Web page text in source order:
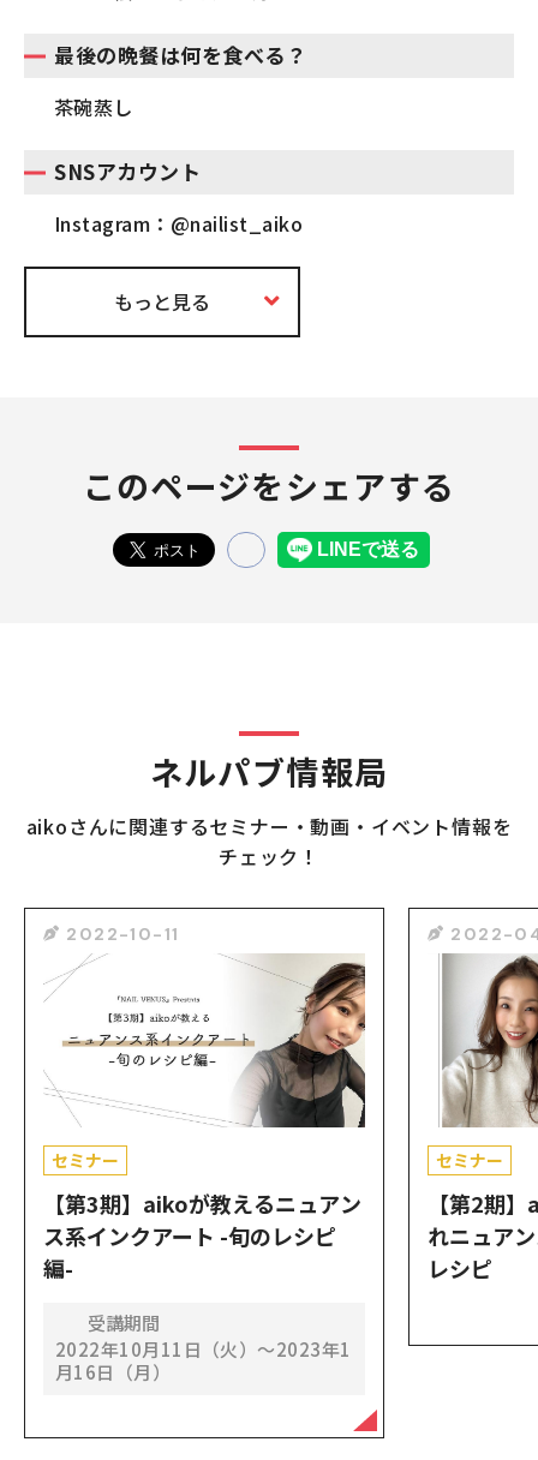
最後の晩餐は何を食べる？
茶碗蒸し
SNSアカウント
Instagram：@nailist_aiko
もっと見る
このページをシェアする
ネルパブ情報局
aikoさんに関連するセミナー・動画・イベント情報を
チェック！
2022-10-11
セミナー
【第3期】aikoが教えるニュアン
ス系インクアート -旬のレシピ
編-
受講期間
2022年10月11日（火）〜2023年1
月16日（月）
2022-
セミナー
【第2期
れニュア
レシピ